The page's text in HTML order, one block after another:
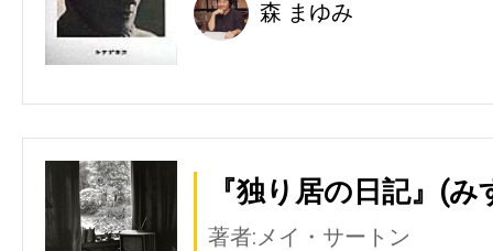
森 まゆみ
『独り居の日記』(
著者:メイ・サートン